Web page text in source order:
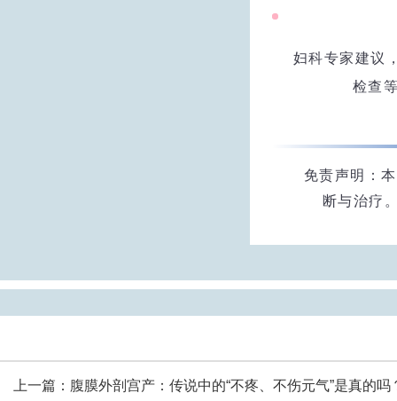
妇科专家建议
检查
免责声明：
断与治疗
上一篇： 腹膜外剖宫产：传说中的“不疼、不伤元气”是真的吗